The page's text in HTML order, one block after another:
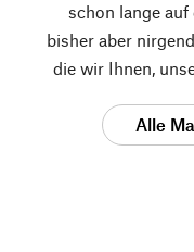
schon lange
bisher aber
die wir Ihnen,
Alle